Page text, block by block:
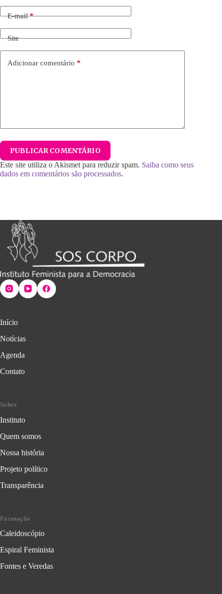
E-mail*
Site
Adicionar comentário *
PUBLICAR COMENTÁRIO
Este site utiliza o Akismet para reduzir spam. Saiba como seus
dados em comentários são processados.
Início
Notícias
Agenda
Contato
Sobre
Instituto
Quem somos
Nossa história
Projeto político
Transparência
Formação
Caleidoscópio
Espiral Feminista
Fontes e Veredas